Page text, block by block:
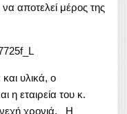
αποτελεί μέρος της
υλικά, ο
η εταιρεία του κ.
χρονιά. Η